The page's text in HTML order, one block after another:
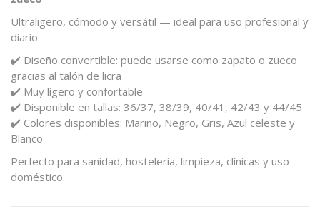
Ultraligero, cómodo y versátil — ideal para uso profesional y
diario.
✔️ Diseño convertible: puede usarse como zapato o zueco
gracias al talón de licra
✔️ Muy ligero y confortable
✔️ Disponible en tallas: 36/37, 38/39, 40/41, 42/43 y 44/45
✔️ Colores disponibles: Marino, Negro, Gris, Azul celeste y
Blanco
Perfecto para sanidad, hostelería, limpieza, clínicas y uso
doméstico.